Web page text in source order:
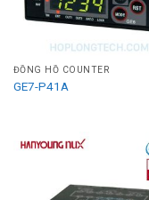
ĐỒNG HỒ COUNTER
GE7-P41A